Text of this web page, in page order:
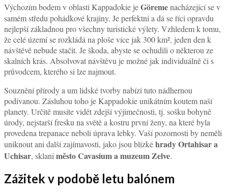
Výchozím bodem v oblasti Kappadokie jeGöremenacházející se v
samém středu pohádkové krajiny. Je perfektní a dá se říci opravdu
nejlepší základnou pro všechny turistické výlety. Vzhledem k tomu,
že celé území se rozkládá na ploše více jak 300 km², jeden den k
návštěvě nebude stačit. Je škoda, abyste se ochudili o některou ze
skalních krás. Absolvovat návštěvu je možné jak individuálně či s
průvodcem, kterého si lze najmout.
Souznění přírody a um lidské tvorby nabízí tuto nádhernou
podívanou. Zásluhou toho je Kappadokie unikátním koutem naší
planety. Určitě musíte vidět zdejší výjimečnosti, tj. sošku bohyně
úrody, nejstarší fresku na světě a kostru první ženy, na které byla
provedena trepanace neboli úprava lebky. Vaší pozornosti by neměli
uniknout ani další zajímavosti, jako jsou blízkéhrady Ortahisar a
Uchisar, sklaníměsto Cavasium a muzeum Zelve.
Zážitek v podobě letu balónem